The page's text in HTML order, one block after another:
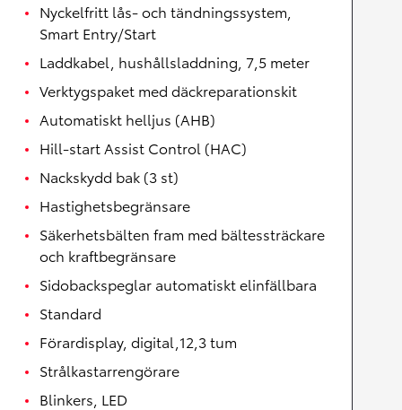
Nyckelfritt lås- och tändningssystem,
Smart Entry/Start
Laddkabel, hushållsladdning, 7,5 meter
Verktygspaket med däckreparationskit
Automatiskt helljus (AHB)
Hill-start Assist Control (HAC)
Nackskydd bak (3 st)
Hastighetsbegränsare
Säkerhetsbälten fram med bältessträckare
och kraftbegränsare
Sidobackspeglar automatiskt elinfällbara
Standard
Förardisplay, digital,12,3 tum
Strålkastarrengörare
Blinkers, LED